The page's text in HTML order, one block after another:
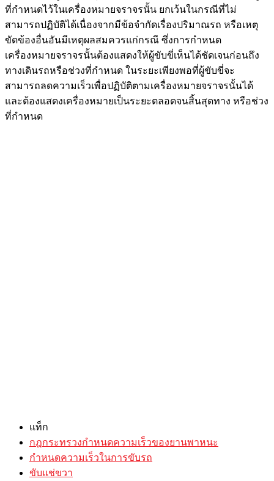
ที่กำหนดไว้ในเครื่องหมายจราจรนั้น ยกเว้นในกรณีที่ไม่
สามารถปฏิบัติได้เนื่องจากมีข้อจำกัดเรื่องปริมาณรถ หรือเหตุ
ขัดข้องอื่นอันมีเหตุผลสมควรแก่กรณี ซึ่งการกำหนด
เครื่องหมายจราจรนั้นต้องแสดงให้ผู้ขับขี่เห็นได้ชัดเจนก่อนถึง
ทางเดินรถหรือช่วงที่กำหนด ในระยะเพียงพอที่ผู้ขับขี่จะ
สามารถลดความเร็วเพื่อปฏิบัติตามเครื่องหมายจราจรนั้นได้
และต้องแสดงเครื่องหมายเป็นระยะตลอดจนสิ้นสุดทาง หรือช่วง
ที่กำหนด
แท็ก
กฎกระทรวงกำหนดความเร็วของยานพาหนะ
กำหนดความเร็วในการขับรถ
ขับแช่ขวา